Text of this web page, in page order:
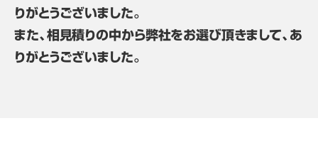
りがとうございました。
また、相見積りの中から弊社をお選び頂きまして、あ
りがとうございました。